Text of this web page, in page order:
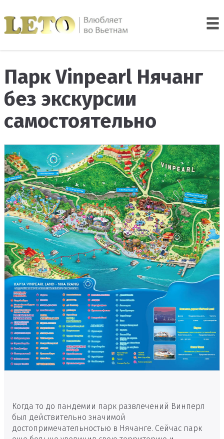
Парк Vinpearl Нячанг
без экскурсии
самостоятельно
Когда то до пандемии парк развлечений Винперл
был действительно значимой
достопримечательностью в Нячанге. Сейчас парк